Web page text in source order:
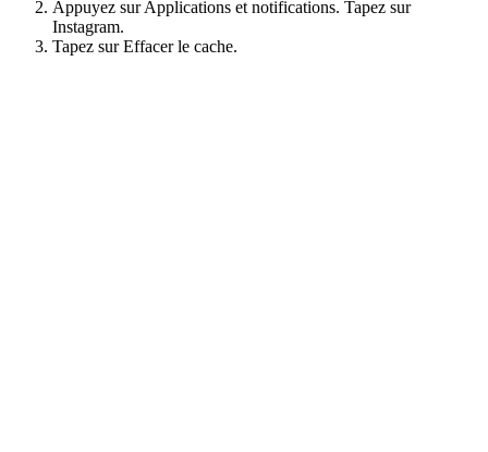
Appuyez sur Applications et notifications. Tapez sur
Instagram.
Tapez sur Effacer le cache.